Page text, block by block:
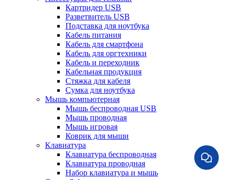
Картридер USB
Разветвитель USB
Подставка для ноутбука
Кабель питания
Кабель для смартфона
Кабель для оргтехники
Кабель и переходник
Кабельная продукция
Стяжка для кабеля
Сумка для ноутбука
Мышь компьютерная
Мышь беспроводная USB
Мышь проводная
Мышь игровая
Коврик для мыши
Клавиатура
Клавиатура беспроводная
Клавиатура проводная
Набор клавиатура и мышь